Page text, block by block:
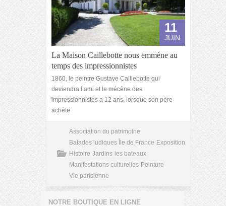
11
JUIN
La Maison Caillebotte nous emmène au
temps des impressionnistes
1860, le peintre Gustave Caillebotte qui
deviendra l’ami et le mécène des
impressionnistes a 12 ans, lorsque son père
achète
Association du patrimoine
Balades ludiques Île de France Exposition
Histoire Jardins les bateaux
Manifestations culturelles Peinture
Vie parisienne
NOTRE BOUTIQUE EN LIGNE